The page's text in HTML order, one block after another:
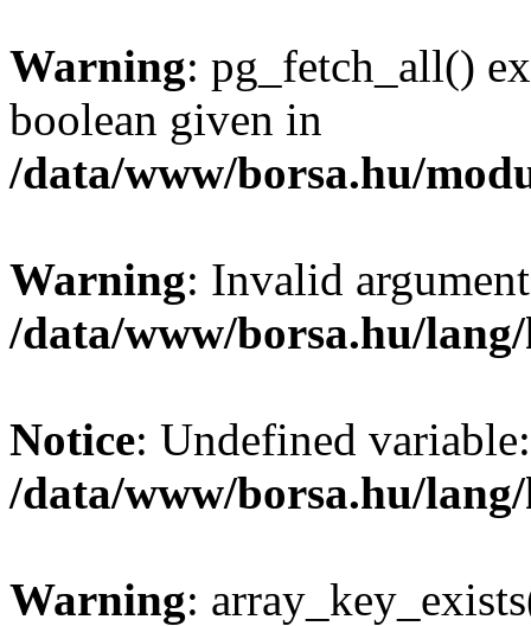
Warning: pg_fetch_all()
boolean given in
/data/www/borsa.hu/
Warning: Invalid
/data/www/borsa.hu/
Notice: Undefined
/data/www/borsa.hu/
Warning: